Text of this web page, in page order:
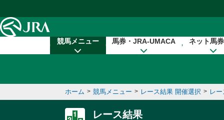
競馬メニュー 馬券・JRA-UMACA ネット馬
ホーム > 競馬メニュー > レース結果 開催選択 > レ
レース結果